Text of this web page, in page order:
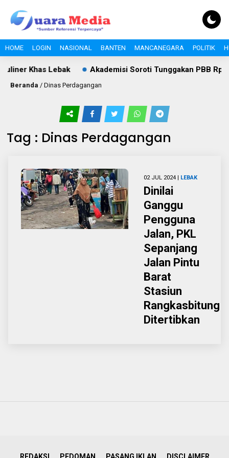
HOME LOGIN NASIONAL BANTEN MANCANEGARA POLITIK
Khas Lebak Akademisi Soroti Tunggakan PBB
Beranda / Dinas Perdagangan
Tag : Dinas Perdagangan
02 JUL 2024 | LEBAK
Dinilai
Ganggu
Pengguna
Jalan, PKL
Sepanjang
Jalan Pintu
Barat
Stasiun
Rangkasbitung
Ditertibkan